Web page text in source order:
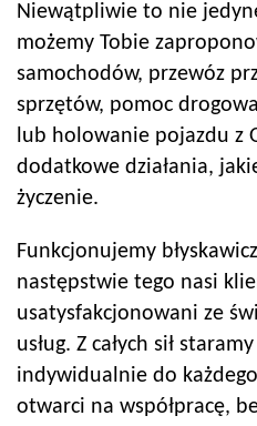
Niewątpliwie to nie
możemy Tobie
samochodów, przewóz
sprzętów, pomoc
lub holowanie pojazdu z
dodatkowe działania,
życzenie.
Funkcjonujemy
następstwie tego nasi
usatysfakcjonowani ze
usług. Z całych sił
indywidualnie do
otwarci na współpracę,